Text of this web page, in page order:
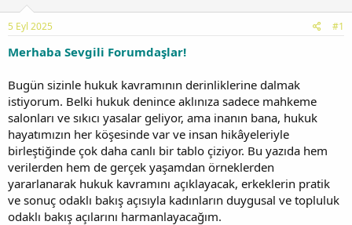
b
a
ş
t
a
n
ç
r
i
h
i
5 Eyl 2025 #1
Merhaba Sevgili Forumdaşlar!
Bugün sizinle hukuk kavramının derinliklerine dalmak
istiyorum. Belki hukuk denince aklınıza sadece mahkeme
salonları ve sıkıcı yasalar geliyor, ama inanın bana, hukuk
hayatımızın her köşesinde var ve insan hikâyeleriyle
birleştiğinde çok daha canlı bir tablo çiziyor. Bu yazıda hem
verilerden hem de gerçek yaşamdan örneklerden
yararlanarak hukuk kavramını açıklayacak, erkeklerin pratik
ve sonuç odaklı bakış açısıyla kadınların duygusal ve topluluk
odaklı bakış açılarını harmanlayacağım.